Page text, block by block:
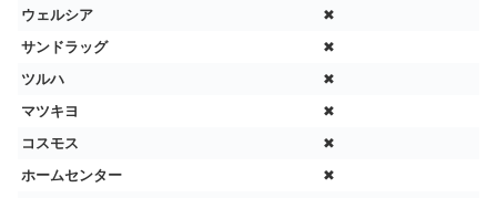
ウェルシア
✖
サンドラッグ
✖
ツルハ
✖
マツキヨ
✖
コスモス
✖
ホームセンター
✖